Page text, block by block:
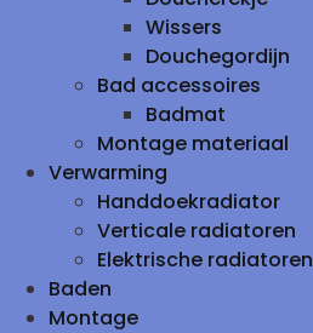
Wissers
Douchegordijn
Bad accessoires
Badmat
Montage materiaal
Verwarming
Handdoekradiator
Verticale radiatoren
Elektrische radiatoren
Baden
Montage